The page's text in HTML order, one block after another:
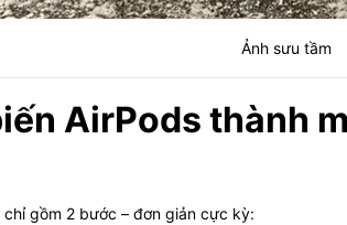
Ảnh sưu tầm
AirPods thành
gồm 2 bước – đơn giản cực kỳ: